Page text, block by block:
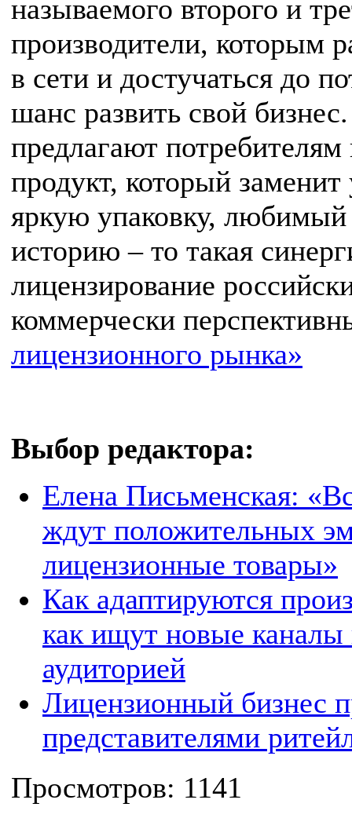
называемого второго и
производители, которым
в сети и достучаться до
шанс развить свой
предлагают
продукт, который
яркую упаковку,
историю – то такая
лицензирование
коммерчески
лицензионного рынка»
Выбор редактора:
Елена Письменская:
ждут положительных
лицензионные товары»
Как адаптируются
как ищут новые каналы
аудиторией
Лицензионный бизнес
представителями
Просмотров: 1141